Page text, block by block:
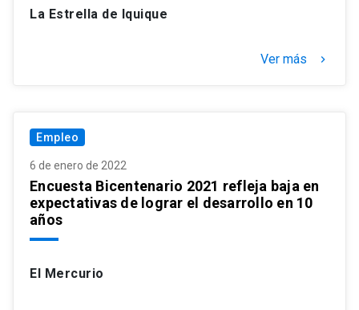
La Estrella de Iquique
Ver más keyboard_arrow_right
Empleo
6 de enero de 2022
Encuesta Bicentenario 2021 refleja baja en
expectativas de lograr el desarrollo en 10
años
El Mercurio